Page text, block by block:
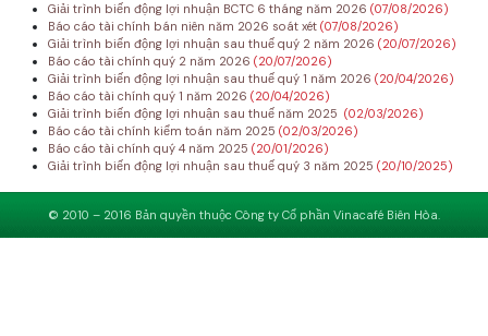
Giải trình biến động lợi nhuận BCTC 6 tháng năm 2026 (07/08/2026)
Báo cáo tài chính bán niên năm 2026 soát xét (07/08/2026)
Giải trình biến động lợi nhuận sau thuế quý 2 năm 2026 (20/07/2026)
Báo cáo tài chính quý 2 năm 2026 (20/07/2026)
Giải trình biến động lợi nhuận sau thuế quý 1 năm 2026 (20/04/2026)
Báo cáo tài chính quý 1 năm 2026 (20/04/2026)
Giải trình biến động lợi nhuận sau thuế năm 2025 (02/03/2026)
Báo cáo tài chính kiểm toán năm 2025 (02/03/2026)
Báo cáo tài chính quý 4 năm 2025 (20/01/2026)
Giải trình biến động lợi nhuận sau thuế quý 3 năm 2025 (20/10/2025)
© 2010 – 2016 Bản quyền thuộc Công ty Cổ phần Vinacafé Biên Hòa.